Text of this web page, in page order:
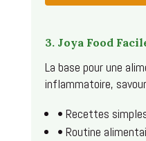
3. Joya Food
La base pour une
inflammatoire,
• Recettes
• Routine